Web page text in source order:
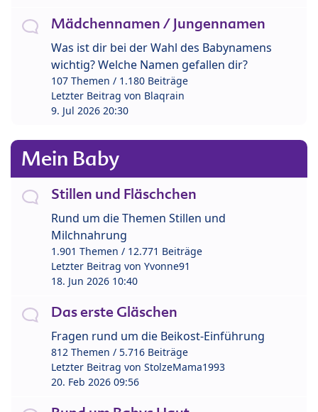
Mädchennamen / Jungennamen
Was ist dir bei der Wahl des Babynamens
wichtig? Welche Namen gefallen dir?
107 Themen / 1.180 Beiträge
Letzter Beitrag von Blaqrain
9. Jul 2026 20:30
Mein Baby
Stillen und Fläschchen
Rund um die Themen Stillen und
Milchnahrung
1.901 Themen / 12.771 Beiträge
Letzter Beitrag von Yvonne91
18. Jun 2026 10:40
Das erste Gläschen
Fragen rund um die Beikost-Einführung
812 Themen / 5.716 Beiträge
Letzter Beitrag von StolzeMama1993
20. Feb 2026 09:56